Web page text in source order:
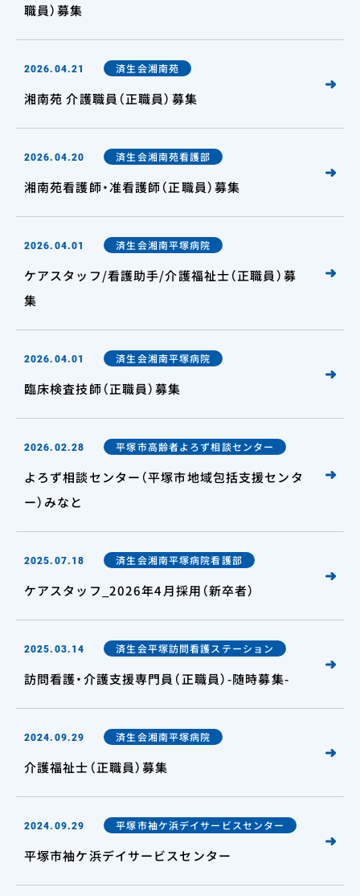
職員）募集
2026.04.21 済生会湘南苑
湘南苑 介護職員（正職員）募集
2026.04.20 済生会湘南苑看護部
湘南苑看護師・准看護師（正職員）募集
2026.04.01 済生会湘南平塚病院
ケアスタッフ/看護助手/介護福祉士（正職員）募
集
2026.04.01 済生会湘南平塚病院
臨床検査技師（正職員）募集
2026.02.28 平塚市高齢者よろず相談センター
よろず相談センター（平塚市地域包括支援センタ
ー）みなと
2025.07.18 済生会湘南平塚病院看護部
ケアスタッフ_2026年4月採用（新卒者）
2025.03.14 済生会平塚訪問看護ステーション
訪問看護・介護支援専門員（正職員）-随時募集-
2024.09.29 済生会湘南平塚病院
介護福祉士（正職員）募集
2024.09.29 平塚市袖ケ浜デイサービスセンター
平塚市袖ケ浜デイサービスセンター